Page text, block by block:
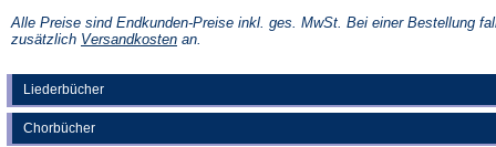
Liederbücher
Chorbücher
einem
neuen
Alle Preise sind Endkunden-Preise inkl. ges. MwSt. Bei einer Bestellung
zusätzlich Versandkosten(Öffnet
an.